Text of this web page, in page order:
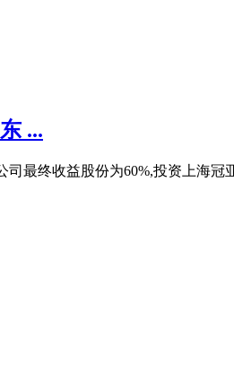
...
最终收益股份为60%,投资上海